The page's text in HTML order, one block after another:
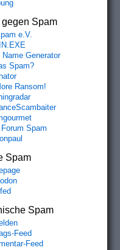
gegen Spam
e.V.
Name Generator
Spam?
Ransom!
Spam
Spam
Spam
Feed
Feed